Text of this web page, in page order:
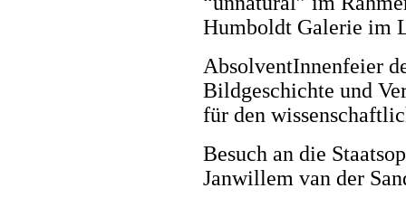
Humboldt Galerie im
AbsolventInnenfeier
Bildgeschichte und
für den
Besuch an die
Janwillem van der